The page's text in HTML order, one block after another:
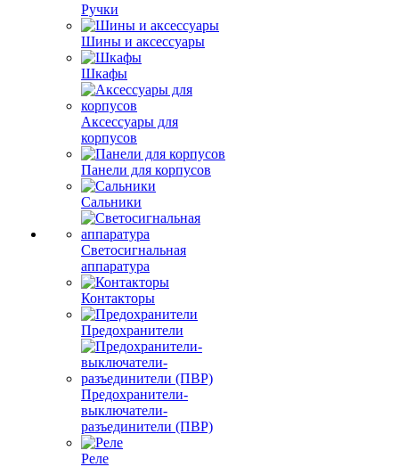
Ручки
Шины и аксессуары
Шкафы
Аксессуары для
корпусов
Панели для корпусов
Сальники
Светосигнальная
аппаратура
Контакторы
Предохранители
Предохранители-
выключатели-
разъединители (ПВР)
Реле